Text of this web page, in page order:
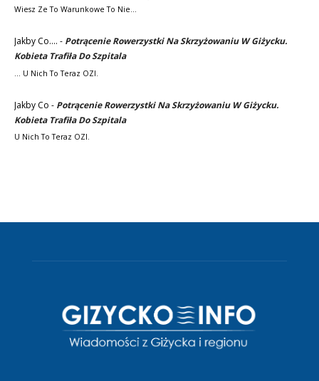
Wiesz Ze To Warunkowe To Nie…
Jakby Co.... - Potrącenie Rowerzystki Na Skrzyżowaniu W Giżycku.
Kobieta Trafiła Do Szpitala
... U Nich To Teraz OZI.
Jakby Co - Potrącenie Rowerzystki Na Skrzyżowaniu W Giżycku.
Kobieta Trafiła Do Szpitala
U Nich To Teraz OZI.